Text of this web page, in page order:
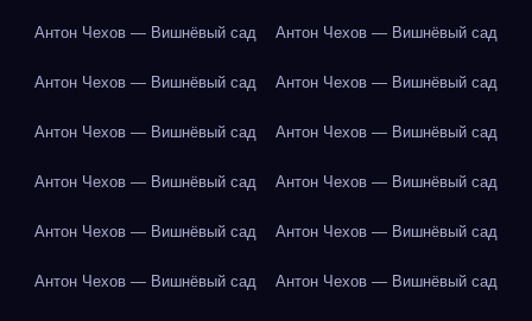
Антон Чехов — Вишнёвый сад Антон Чехов — Вишнёвый сад
Антон Чехов — Вишнёвый сад Антон Чехов — Вишнёвый сад
Антон Чехов — Вишнёвый сад Антон Чехов — Вишнёвый сад
Антон Чехов — Вишнёвый сад Антон Чехов — Вишнёвый сад
Антон Чехов — Вишнёвый сад Антон Чехов — Вишнёвый сад
Антон Чехов — Вишнёвый сад Антон Чехов — Вишнёвый сад